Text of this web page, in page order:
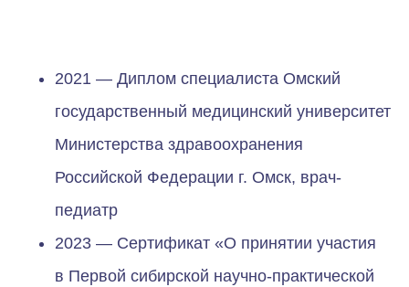
2021 — Диплом специалиста Омский
государственный медицинский университет
Министерства здравоохранения
Российской Федерации г. Омск, врач-
педиатр
2023 — Сертификат «О принятии участия
в Первой сибирской научно-практической